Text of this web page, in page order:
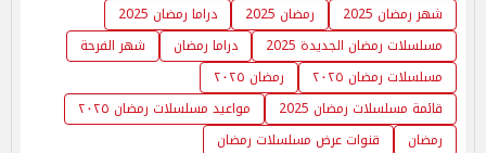
شهر رمضان 2025
رمضان 2025
دراما رمضان 2025
مسلسلات رمضان الجديدة 2025
دراما رمضان
شهر الفرحة
مسلسلات رمضان ٢٠٢٥
رمضان ٢٠٢٥
قائمة مسلسلات رمضان 2025
مواعيد مسلسلات رمضان ٢٠٢٥
رمضان
قنوات عرض مسلسلات رمضان